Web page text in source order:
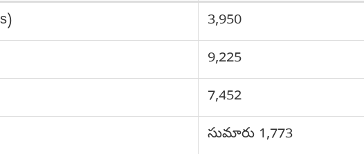
3,950
9,225
7,452
సుమారు 1,773